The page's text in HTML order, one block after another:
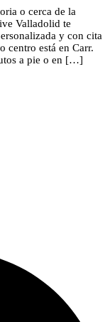
o cerca de la
Valladolid te
y con cita
centro está en Carr.
a pie o en […]